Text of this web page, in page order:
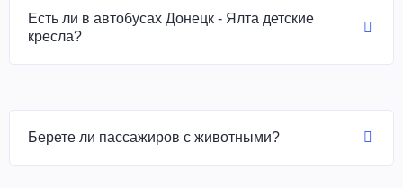
наши пассажирские
Есть ли в автобусах Донецк - Ялта детские
кресла?
Берете ли пассажиров с животными?